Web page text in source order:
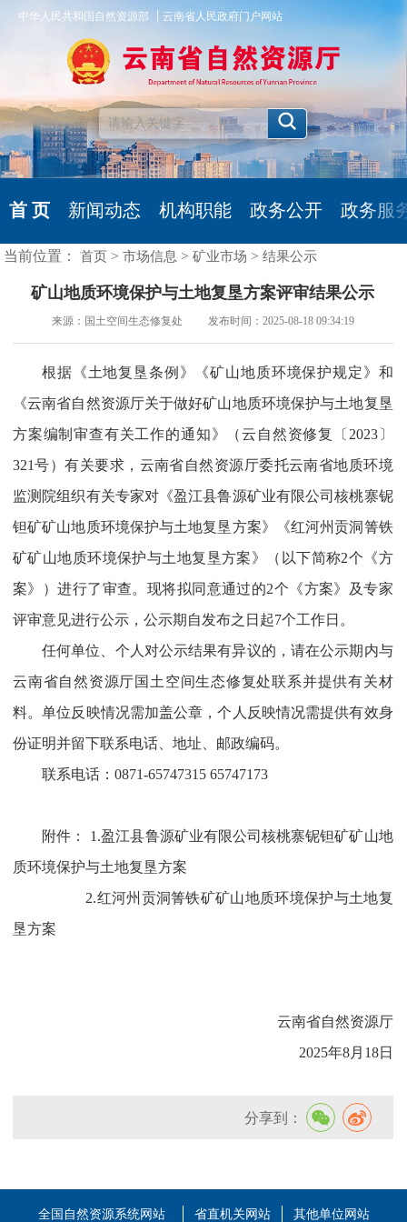
中华人民共和国自然资源部 |云南省人民政府门户网站
首 页 新闻动态 机构职能 政务公开 政务服
当前位置：首页 > 市场信息 >矿业市场 >结果公示
矿山地质环境保护与土地复垦方案评审结果公示
来源：国土空间生态修复处 发布时间：2025-08-18 09:34:19
根据《土地复垦条例》《矿山地质环境保护规定》和
《云南省自然资源厅关于做好矿山地质环境保护与土地复垦
方案编制审查有关工作的通知》（云自然资修复〔2023〕
321号）有关要求，云南省自然资源厅委托云南省地质环境
监测院组织有关专家对《盈江县鲁源矿业有限公司核桃寨铌
钽矿矿山地质环境保护与土地复垦方案》《红河州贡洞箐铁
矿矿山地质环境保护与土地复垦方案》（以下简称2个《方
案》）进行了审查。现将拟同意通过的2个《方案》及专家
评审意见进行公示，公示期自发布之日起7个工作日。
任何单位、个人对公示结果有异议的，请在公示期内与
云南省自然资源厅国土空间生态修复处联系并提供有关材
料。单位反映情况需加盖公章，个人反映情况需提供有效身
份证明并留下联系电话、地址、邮政编码。
联系电话：0871-65747315 65747173
附件：
1.盈江县鲁源矿业有限公司核桃寨铌钽矿矿山地
质环境保护与土地复垦方案
2.红河州贡洞箐铁矿矿山地质环境保护与土地复
垦方案
云南省自然资源厅
2025年8月18日
分享到：
全国自然资源系统网站 省直机关网站 其他单位网站